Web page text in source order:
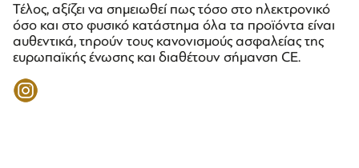
Τέλος, αξίζει να σημειωθεί πως τόσο στο ηλεκτρονικό
όσο και στο φυσικό κατάστημα όλα τα προϊόντα είναι
αυθεντικά, τηρούν τους κανονισμούς ασφαλείας της
ευρωπαϊκής ένωσης και διαθέτουν σήμανση CE.